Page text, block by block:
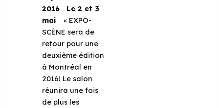
2016
Le 2 et 3
mai
« EXPO-
SCÈNE sera de
retour pour une
deuxième édition
à Montréal en
2016! Le salon
réunira une fois
de plus les